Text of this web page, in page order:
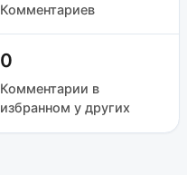
Комментариев
0
Комментарии в
избранном у других